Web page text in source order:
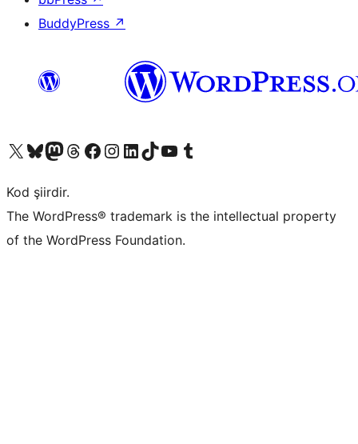
BuddyPress ↗
X (eski Twitter) hesabımıza bakın
Bluesky hesabımızı ziyaret edinMastodon hesabımızı ziyaret edinThreads hesabımızı ziyaret edinFacebook sayfamızı ziyaret edinInstagram hesabımızı ziyaret edinLinkedIn hesabımızı ziyaret edinTikTok hesabımızı ziyaret edinYouTube kanalımızı ziyaret edinTumblr hesabımızı ziyaret edin
Kod şiirdir.
The WordPress® trademark is the intellectual property
of the WordPress Foundation.